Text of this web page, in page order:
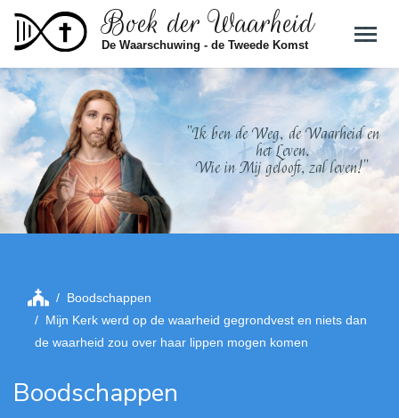
Skip to main contentBoek der Waarheid
De Waarschuwing - de Tweede Komst
"Ik ben de Weg, de Waarheid en
het Leven.
Wie in Mij gelooft, zal leven!"
Boodschappen
Mijn Kerk werd op de waarheid gegrondvest en niets dan
de waarheid zou over haar lippen mogen komen
Boodschappen